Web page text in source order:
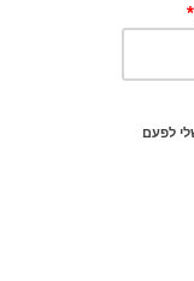
*
לפעם